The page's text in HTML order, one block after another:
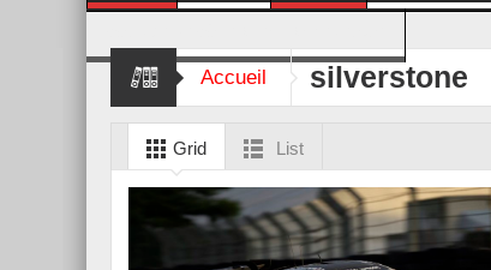
Accueil silverstone
Grid List